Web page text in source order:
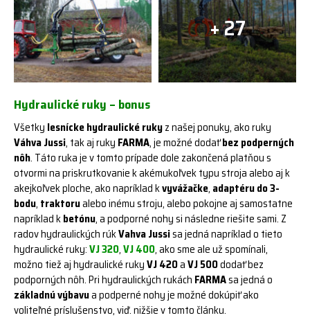
+ 27
Hydraulické ruky – bonus
Všetky lesnícke hydraulické rukyz našej ponuky, ako ruky
Váhva Jussi, tak aj ruky FARMA, je možné dodaťbez podperných
nôh. Táto ruka je v tomto prípade dole zakončená platňou s
otvormi na priskrutkovanie k akémukoľvek typu stroja alebo aj k
akejkoľvek ploche, ako napríklad kvyvážačke, adaptéru do 3-
bodu, traktorualebo inému stroju, alebo pokojne aj samostatne
napríklad kbetónu, a podporné nohy si následne riešite sami. Z
radov hydraulických rúkVahva Jussisa jedná napríklad o tieto
hydraulické ruky:VJ 320,VJ 400, ako sme ale už spomínali,
možno tiež aj hydraulické rukyVJ 420aVJ 500dodať bez
podporných nôh. Pri hydraulických rukách FARMAsa jedná o
základnú výbavua podperné nohy je možné dokúpiť ako
voliteľné príslušenstvo, viď. nižšie v tomto článku.